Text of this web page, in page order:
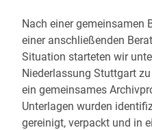
Nach einer gemeinsamen
einer anschließenden
Situation starteten wir
Niederlassung Stuttgart
ein gemeinsames
Unterlagen wurden
gereinigt, verpackt und in